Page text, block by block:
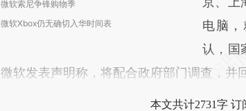
微软索尼争锋购物季
微软Xbox仍无确切入华时间表
电脑
认，国
微软发表声明称，将配合政府部门调查，并
本文共计2731字